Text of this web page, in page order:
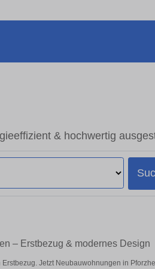
& hochwertig
– Erstbezug & modernes Design
Jetzt Neubauwohnungen in